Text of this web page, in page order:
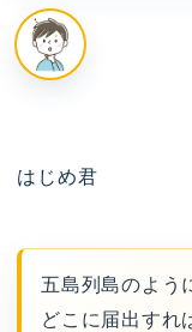
はじめ君
五島列島のよう
どこに届出すれ